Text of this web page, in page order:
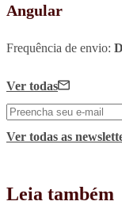
Angular
Frequência de envio:
Ver todas
Ver todas as
Leia também